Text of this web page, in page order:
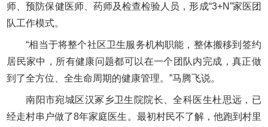
师、预防保健医师、药师及检查检验人员，形成“3+N”家医团
队工作模式。
“相当于将整个社区卫生服务机构职能，整体搬移到签约
居民家中，所有健康问题都可以在一个团队内完成，真正做
到了全方位、全生命周期的健康管理。”马腾飞说。
南阳市宛城区汉冢乡卫生院院长、全科医生杜思远，已
经走村串户做了8年家庭医生。最初村民不了解，他跑到村里